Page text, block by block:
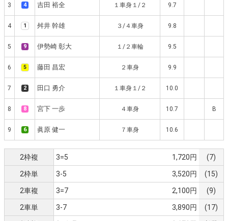
3 4 吉田 裕全 １車身１/２ 9.7
4 1 舛井 幹雄 ３/４車身 9.8
5 9 伊勢崎 彰大 １/２車輪 9.5
6 5 藤田 昌宏 ２車身 9.9
7 2 田口 勇介 １車身１/２ 10.0
8 8 宮下 一歩 ４車身 10.7 B
9 6 眞原 健一 ７車身 10.6
2枠複 3=5 1,720円 (7)
2枠単 3-5 3,520円 (15)
2車複 3=7 2,100円 (9)
2車単 3-7 3,890円 (17)